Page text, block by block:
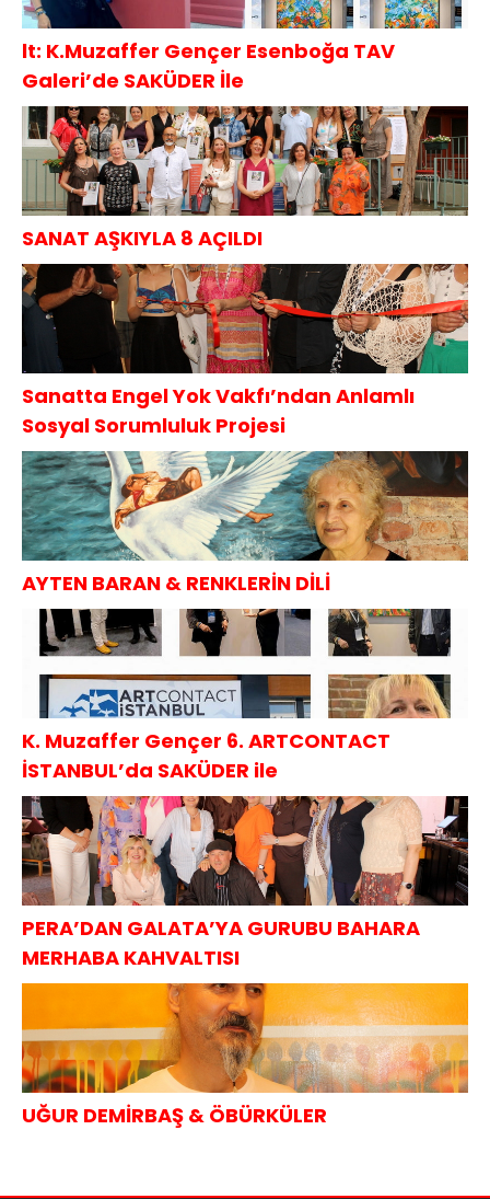
lt: K.Muzaffer Gençer Esenboğa TAV
Galeri’de SAKÜDER İle
SANAT AŞKIYLA 8 AÇILDI
Sanatta Engel Yok Vakfı’ndan Anlamlı
Sosyal Sorumluluk Projesi
AYTEN BARAN & RENKLERİN DİLİ
K. Muzaffer Gençer 6. ARTCONTACT
İSTANBUL’da SAKÜDER ile
PERA’DAN GALATA’YA GURUBU BAHARA
MERHABA KAHVALTISI
UĞUR DEMİRBAŞ & ÖBÜRKÜLER